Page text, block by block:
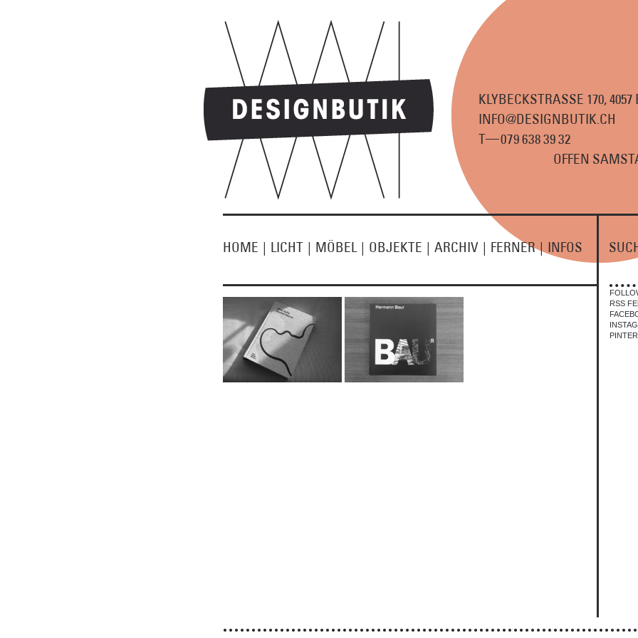
KLYBECKSTRASSE 170, 4057
INFO@DESIGNBUTIK.CH
T—0796383932
OFFEN
HOME | LICHT | MÖBEL | OBJEKTE | ARCHIV | FERNER | INFOS
RSS